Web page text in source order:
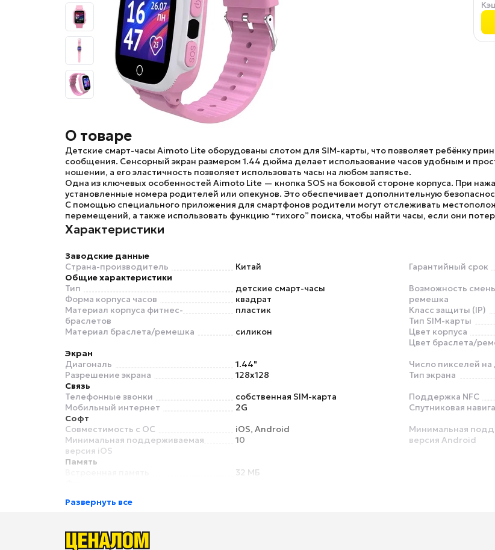
О товаре
Детские смарт-часы Aimoto Lite оборудованы слотом для SIM-карты, что позволяет ребёнку
сообщения. Сенсорный экран размером 1.44 дюйма делает использование часов удобным и
ношении, а его эластичность позволяет использовать часы на любом запястье.
Одна из ключевых особенностей Aimoto Lite — кнопка SOS на боковой стороне корпуса. При
установленные номера родителей или опекунов. Это обеспечивает дополнительную
С помощью специального приложения для смартфонов родители могут отслеживать
перемещений, а также использовать функцию “тихого” поиска, чтобы найти часы, если они
Характеристики
Заводские данные
Страна-производитель
Китай Гарантийный срок
Общие характеристики
Тип
детские смарт-часы
Форма корпуса часов
квадрат
Материал корпуса фитнес-
браслетов
пластик
Материал браслета/ремешка
силикон
Возможность
ремешка
Класс защиты (IP)
Тип SIM-карты
Цвет корпуса
Цвет браслета/
Экран
Диагональ
1.44"
Разрешение экрана
128x128
Число пикселей
Тип экрана
Связь
Телефонные звонки
собственная SIM-карта
Мобильный интернет
2G
Поддержка NFC
Спутниковая
Софт
Совместимость с ОС
iOS, Android
Минимальная поддерживаемая
версия iOS
10
Минимальная
версия Android
Память
32 МБ
Датчики
Микрофон
Развернуть все